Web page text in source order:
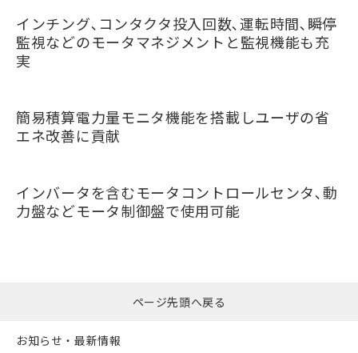
インチング､コンタクタ投入回数､運転時間､瞬停
監視などのモータマネジメントと監視機能も充
実
簡易積算電力量モニタ機能を搭載しユーザの省
エネ改善に貢献
インバータを含むモータコントロールセンタ､動
力盤などモータ制御盤で使用可能
ページ先頭へ戻る
お知らせ・最新情報